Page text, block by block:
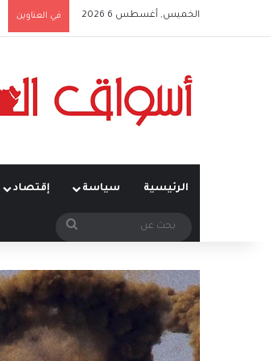
الخميس, أغسطس 6 2026 في العناوين
الرئيسية سياسة إقتصاد
بحث